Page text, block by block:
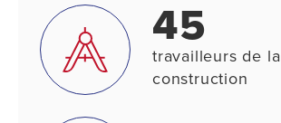
45
travailleurs de la
construction